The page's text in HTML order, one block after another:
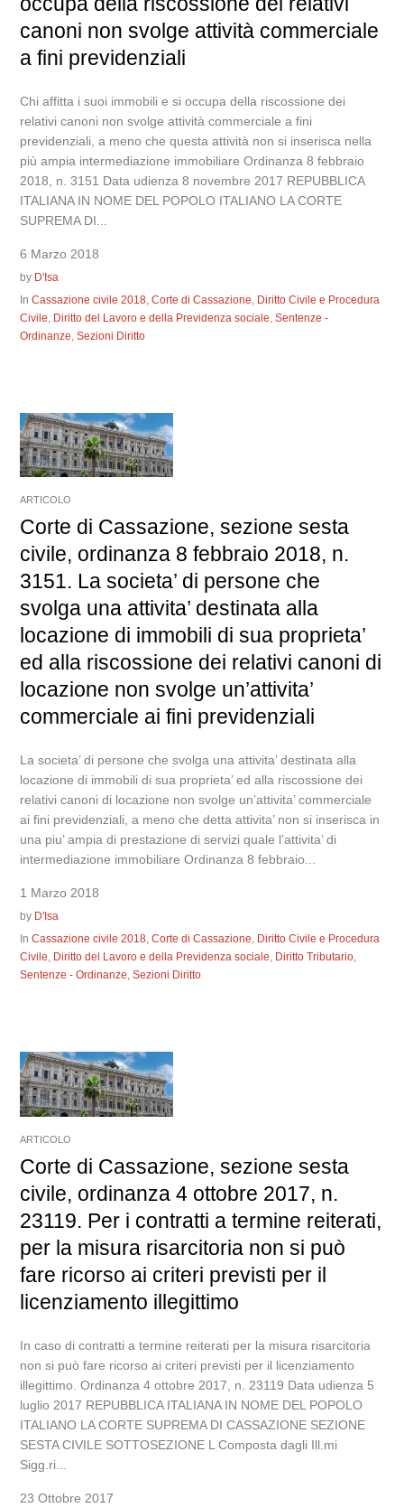
canoni non svolge attività commerciale
a fini previdenziali
Chi affitta i suoi immobili e si occupa della riscossione dei
relativi canoni non svolge attività commerciale a fini
previdenziali, a meno che questa attività non si inserisca nella
più ampia intermediazione immobiliare Ordinanza 8 febbraio
2018, n. 3151 Data udienza 8 novembre 2017 REPUBBLICA
ITALIANA IN NOME DEL POPOLO ITALIANO LA CORTE
SUPREMA DI...
6 Marzo 2018
by D'Isa
InCassazione civile 2018,Corte di Cassazione, Diritto Civile e Procedura
Civile, Diritto del Lavoro e della Previdenza sociale,Sentenze -
Ordinanze,Sezioni Diritto
ARTICOLO
Corte di Cassazione, sezione sesta
civile, ordinanza 8 febbraio 2018, n.
3151. La societa’ di persone che
svolga una attivita’ destinata alla
locazione di immobili di sua proprieta’
ed alla riscossione dei relativi canoni di
locazione non svolge un’attivita’
commerciale ai fini previdenziali
La societa’ di persone che svolga una attivita’ destinata alla
locazione di immobili di sua proprieta’ ed alla riscossione dei
relativi canoni di locazione non svolge un’attivita’ commerciale
ai fini previdenziali, a meno che detta attivita’ non si inserisca in
una piu’ ampia di prestazione di servizi quale l’attivita’ di
intermediazione immobiliare Ordinanza 8 febbraio...
1 Marzo 2018
by D'Isa
InCassazione civile 2018,Corte di Cassazione, Diritto Civile e Procedura
Civile, Diritto del Lavoro e della Previdenza sociale, Diritto Tributario,
Sentenze - Ordinanze,Sezioni Diritto
ARTICOLO
Corte di Cassazione, sezione sesta
civile, ordinanza 4 ottobre 2017, n.
23119. Per i contratti a termine reiterati,
per la misura risarcitoria non si può
fare ricorso ai criteri previsti per il
licenziamento illegittimo
In caso di contratti a termine reiterati per la misura risarcitoria
non si può fare ricorso ai criteri previsti per il licenziamento
illegittimo. Ordinanza 4 ottobre 2017, n. 23119 Data udienza 5
luglio 2017 REPUBBLICA ITALIANA IN NOME DEL POPOLO
ITALIANO LA CORTE SUPREMA DI CASSAZIONE SEZIONE
SESTA CIVILE SOTTOSEZIONE L Composta dagli Ill.mi
Sigg.ri...
23 Ottobre 2017